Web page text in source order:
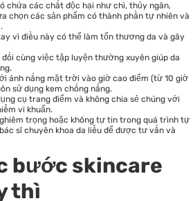
chứa các chất độc hại như chì, thủy ngân,
chọn các sản phẩm có thành phần tự nhiên và
vì điều này có thể làm tổn thương da và gây
cùng việc tập luyện thường xuyên giúp da
ánh nắng mặt trời vào giờ cao điểm (từ 10 giờ
sử dụng kem chống nắng.
cụ trang điểm và không chia sẻ chúng với
vi khuẩn.
trọng hoặc không tự tin trong quá trình tự
sĩ chuyên khoa da liễu để được tư vấn và
bước skincare
thì